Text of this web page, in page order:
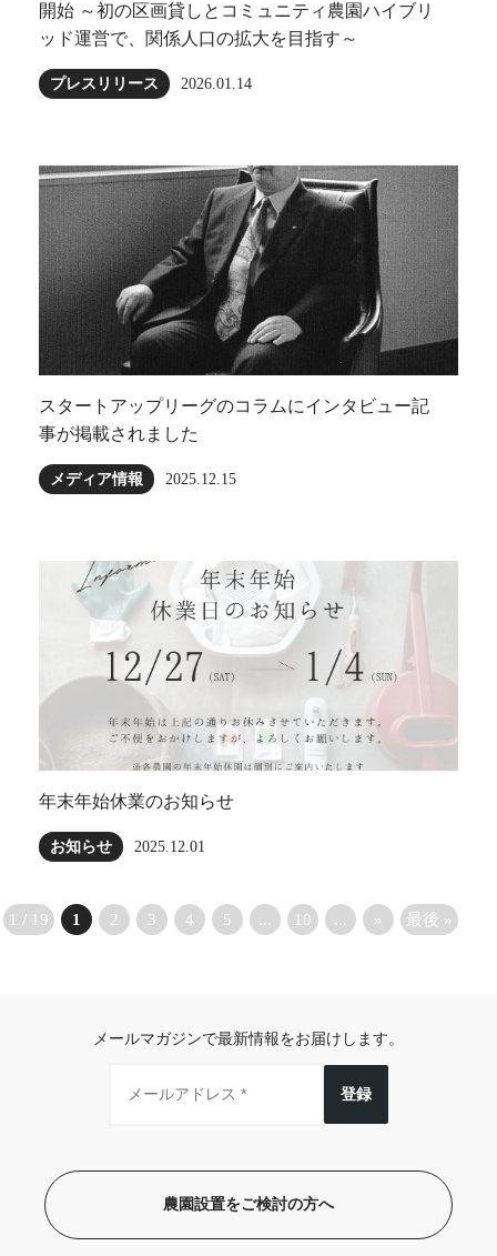
開始 ～初の区画貸しとコミュニティ農園ハイブリ
ッド運営で、関係人口の拡大を目指す～
プレスリリース 2026.01.14
スタートアップリーグのコラムにインタビュー記
事が掲載されました
メディア情報 2025.12.15
年末年始休業のお知らせ
お知らせ 2025.12.01
1 / 19 1 2 3 4 5 ... 10 ... » 最後 »
メールマガジンで最新情報をお届けします。
登録
農園設置をご検討の方へ